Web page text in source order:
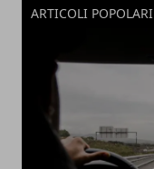
ARTICOLI POPOLARI